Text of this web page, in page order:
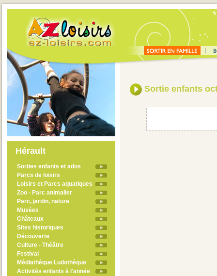
Hérault
Sorties enfants et ados
Parcs de loisirs
Loisirs et Parcs aquatiques
Zoo - Parc animalier
Parc, jardin, nature
Musées
Châteaux
Sites historiques
Découverte
Culture - Théâtre
Festival
Médiathèque Ludothèque
Activités enfants à l'année
Sortie enfants